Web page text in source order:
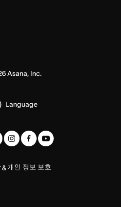
Asana, Inc.
Language
& 개인 정보 보호